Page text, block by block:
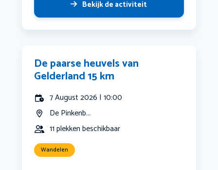
Bekijk de activiteit
De paarse heuvels van
Gelderland 15 km
7 August 2026 | 10:00
De Pinkenb...
11 plekken beschikbaar
Wandelen